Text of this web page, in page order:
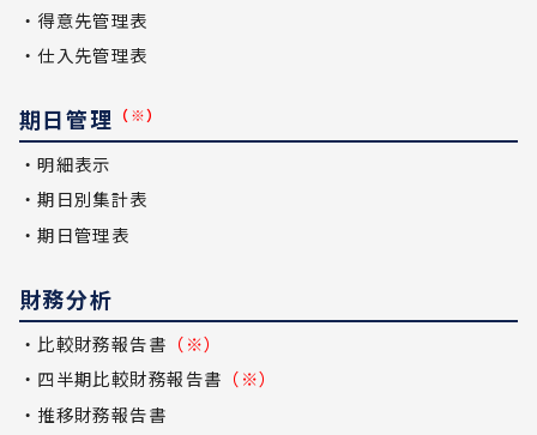
・得意先管理表
・仕入先管理表
期日管理 （※）
・明細表示
・期日別集計表
・期日管理表
財務分析
・比較財務報告書 （※）
・四半期比較財務報告書 （※）
・推移財務報告書